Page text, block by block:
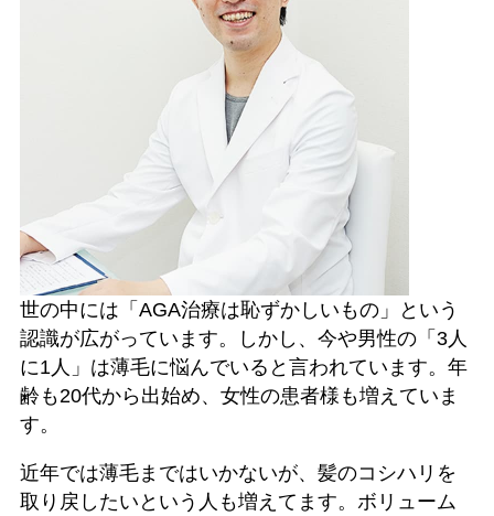
世の中には「AGA治療は恥ずかしいもの」という
認識が広がっています。しかし、今や男性の「3人
に1人」は薄毛に悩んでいると言われています。年
齢も20代から出始め、女性の患者様も増えていま
す。
近年では薄毛まではいかないが、髪のコシハリを
取り戻したいという人も増えてます。ボリューム